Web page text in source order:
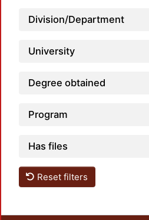
Division/Department
University
Degree obtained
Program
Has files
Reset filters